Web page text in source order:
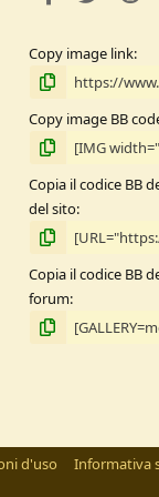
Copy image link
Copy image BB
Copia il codice BB
del sito
Copia il codice BB
forum
d'uso Informativa